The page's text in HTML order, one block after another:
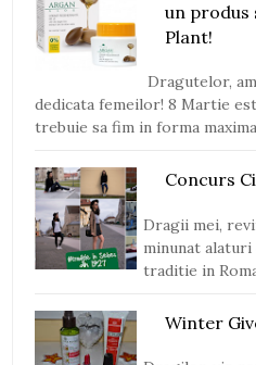
un produs
Plant!
Dragutelor,
dedicata femeilor! 8 Martie
trebuie sa fim in forma
Concurs
Dragii mei,
minunat
traditie in
Winter